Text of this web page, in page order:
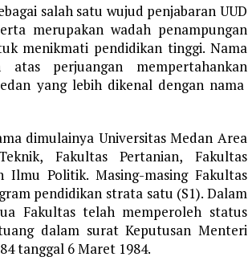
salah satu wujud penjabaran UUD
merupakan wadah penampungan
menikmati pendidikan tinggi. Nama
perjuangan mempertahankan
yang lebih dikenal dengan nama
dimulainya Universitas Medan Area
Fakultas Pertanian, Fakultas
Politik. Masing-masing Fakultas
pendidikan strata satu (S1). Dalam
Fakultas telah memperoleh status
dalam surat Keputusan Menteri
tanggal 6 Maret 1984.